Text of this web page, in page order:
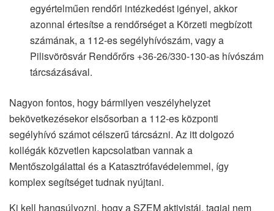
egyértelműen rendőri intézkedést igényel, akkor
azonnal értesítse a rendőrséget a Körzeti megbízott
számának, a 112-es segélyhívószám, vagy a
Pilisvörösvár Rendőrőrs +36-26/330-130-as hívószám
tárcsázásával.
Nagyon fontos, hogy bármilyen veszélyhelyzet
bekövetkezésekor elsősorban a 112-es központi
segélyhívó számot célszerű tárcsázni. Az itt dolgozó
kollégák közvetlen kapcsolatban vannak a
Mentőszolgálattal és a Katasztrófavédelemmel, így
komplex segítséget tudnak nyújtani.
Ki kell hangsúlyozni, hogy a SZEM aktivistái, tagjai nem